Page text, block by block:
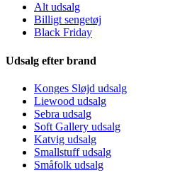
Alt udsalg
Billigt sengetøj
Black Friday
Udsalg efter brand
Konges Sløjd udsalg
Liewood udsalg
Sebra udsalg
Soft Gallery udsalg
Katvig udsalg
Smallstuff udsalg
Småfolk udsalg